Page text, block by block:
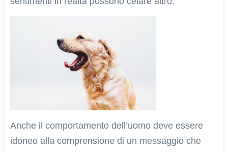
Anche il comportamento dell’uomo deve essere
idoneo alla comprensione di un messaggio che